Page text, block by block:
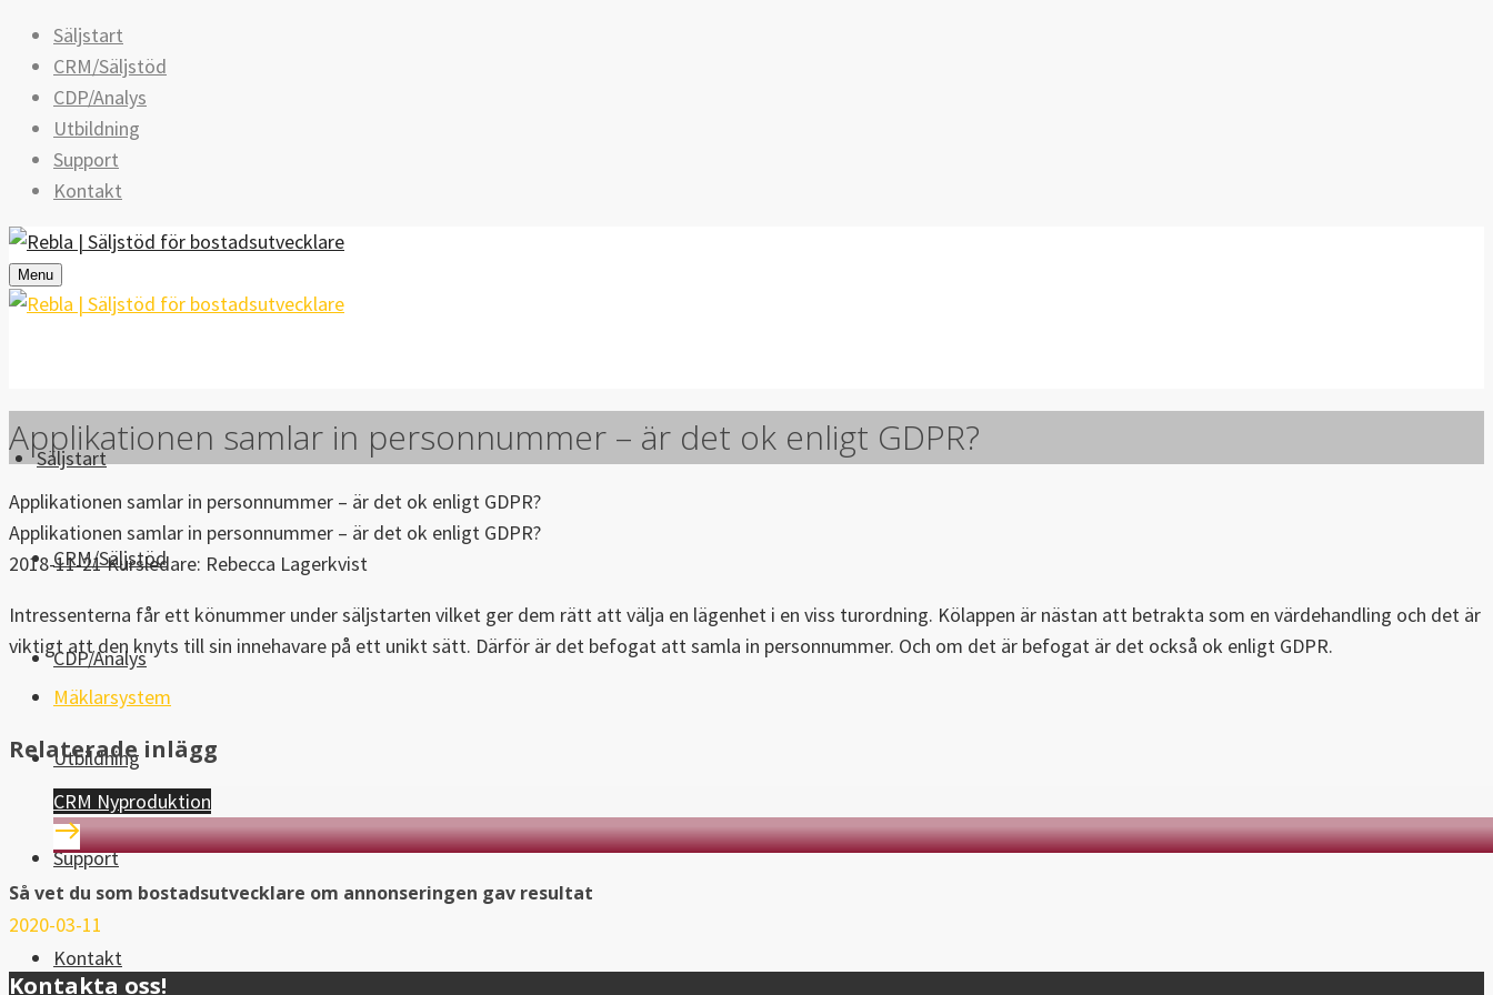
Säljstart
CRM/Säljstöd
CDP/Analys
Utbildning
Support
Kontakt
Menu
Säljstart
CRM/Säljstöd
CDP/Analys
Utbildning
Support
Kontakt
Applikationen samlar in personnummer – är det ok enligt GDPR?
Applikationen samlar in personnummer – är det ok enligt GDPR?
Applikationen samlar in personnummer – är det ok enligt GDPR?
2018-11-21Kursledare: Rebecca Lagerkvist
Intressenterna får ett könummer under säljstarten vilket ger dem rätt att välja en lägenhet i en viss turordning. Kölappen är nästan att betrakta som en värdehandling och det är
viktigt att den knyts till sin innehavare på ett unikt sätt. Därför är det befogat att samla in personnummer. Och om det är befogat är det också ok enligt GDPR.
Mäklarsystem
Relaterade inlägg
CRM Nyproduktion
Så vet du som bostadsutvecklare om annonseringen gav resultat
2020-03-11
Kontakta oss!